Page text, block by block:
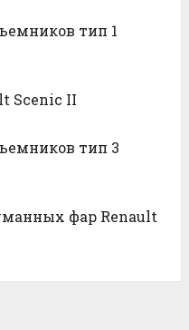
тип 1
Scenic II
тип 3
фар Renault